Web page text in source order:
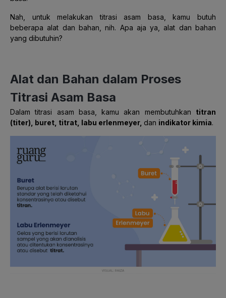
Nah, untuk melakukan titrasi asam basa, kamu butuh
beberapa alat dan bahan, nih. Apa aja ya, alat dan bahan
yang dibutuhin?
Alat dan Bahan dalam Proses
Titrasi Asam Basa
Dalam titrasi asam basa, kamu akan membutuhkan titran
(titer), buret, titrat, labu erlenmeyer, dan indikator kimia.